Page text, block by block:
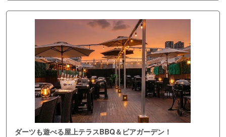
ダーツも遊べる屋上テラスBBQ＆ビアガーデン！